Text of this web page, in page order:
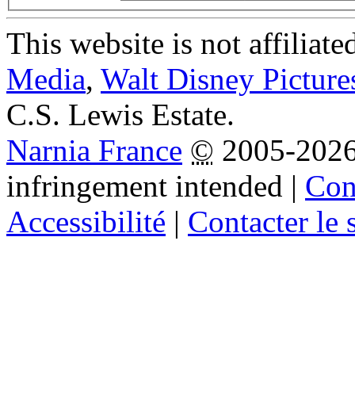
This website is not
Media, Walt Disney
C.S. Lewis Estate.
Narnia France © 2005-
infringement intended |
Accessibilité | Contacter le